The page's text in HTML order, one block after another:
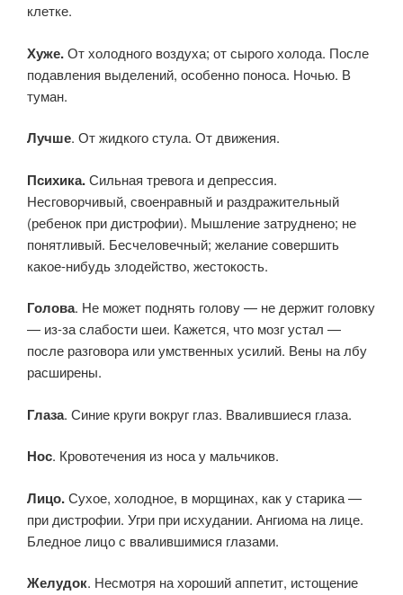
клетке.
Хуже.От холодного воздуха; от сырого холода. После
подавления выделений, особенно поноса. Ночью. В
туман.
Лучше. От жидкого стула. От движения.
Психика.Сильная тревога и депрессия.
Несговорчивый, своенравный и раздражительный
(ребенок при дистрофии). Мышление затруднено; не
понятливый. Бесчеловечный; желание совершить
какое-нибудь злодейство, жестокость.
Голова. Не может поднять голову — не держит головку
— из-за слабости шеи. Кажется, что мозг устал —
после разговора или умственных усилий. Вены на лбу
расширены.
Глаза. Синие круги вокруг глаз. Ввалившиеся глаза.
Нос. Кровотечения из носа у мальчиков.
Лицо.Сухое, холодное, в морщинах, как у старика —
при дистрофии. Угри при исхудании. Ангиома на лице.
Бледное лицо с ввалившимися глазами.
Желудок. Несмотря на хороший аппетит, истощение